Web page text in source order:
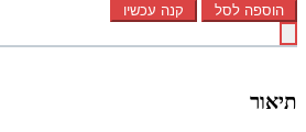
הוספה לסל קנה עכשיו
תיאור